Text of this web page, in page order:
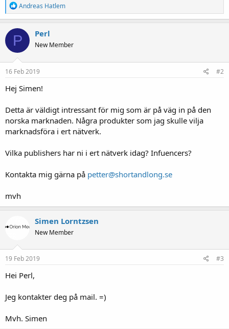
R
e
a
k
s
o
n
e
:
Andreas Hatlem
P Perl
New Member
16 Feb 2019 #2
Hej Simen!
Detta är väldigt intressant för mig som är på väg in på den
norska marknaden. Några produkter som jag skulle vilja
marknadsföra i ert nätverk.
Vilka publishers har ni i ert nätverk idag? Infuencers?
Kontakta mig gärna på petter@shortandlong.se
mvh
Simen Lorntzsen
New Member
19 Feb 2019 #3
Hei Perl,
Jeg kontakter deg på mail. =)
Mvh. Simen